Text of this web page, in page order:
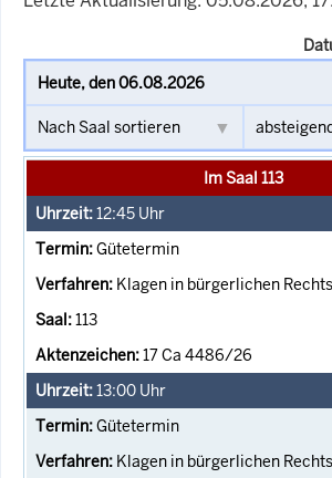
Im Saal 113
12:45 Uhr
Gütetermin
Klagen in bürgerlichen
113
17 Ca 4486/26
13:00 Uhr
Gütetermin
Klagen in bürgerlichen